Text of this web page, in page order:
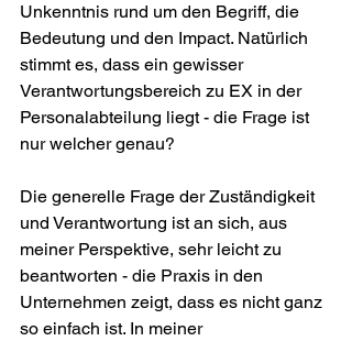
Unkenntnis rund um den Begriff, die
Bedeutung und den Impact. Natürlich
stimmt es, dass ein gewisser
Verantwortungsbereich zu EX in der
Personalabteilung liegt - die Frage ist
nur welcher genau?
Die generelle Frage der Zuständigkeit
und Verantwortung ist an sich, aus
meiner Perspektive, sehr leicht zu
beantworten - die Praxis in den
Unternehmen zeigt, dass es nicht ganz
so einfach ist. In meiner